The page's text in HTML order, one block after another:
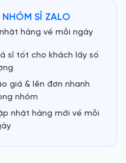
NHÓM SỈ ZALO
hàng về mỗi ngày
sỉ tốt cho khách lấy số
giá & lên đơn nhanh
nhóm
nhật hàng mới về mỗi